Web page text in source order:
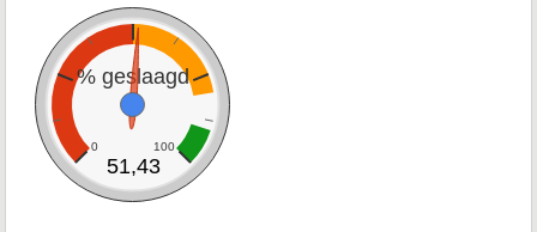
% geslaagd
0 100
51,43